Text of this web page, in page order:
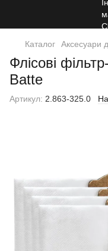
Каталог Аксесуари
Флісові
Batte
Артикул: 2.863-325.0